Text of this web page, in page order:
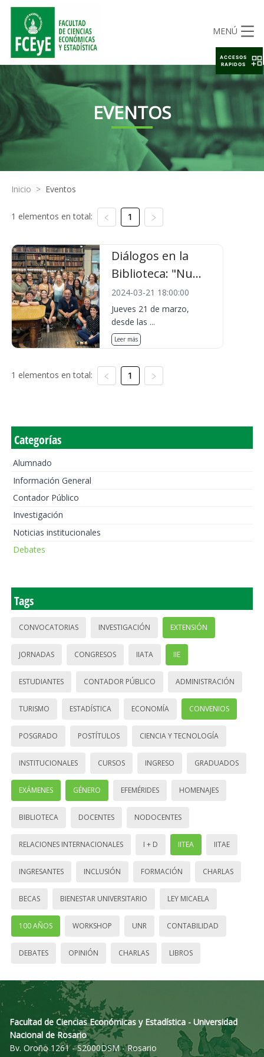
MENÚ
EVENTOS
Inicio > Eventos
1 elementos en total: 1
Diálogos en la
Biblioteca: "Nu...
2024-03-21 18:00:00
Jueves 21 de marzo,
desde las ...
Leer más
1 elementos en total: 1
Categorías
Alumnado
Información General
Contador Público
Investigación
Noticias institucionales
Debates
Tags
CONVOCATORIAS INVESTIGACIÓN EXTENSIÓN
JORNADAS CONGRESOS IIATA IIE
ESTUDIANTES CONTADOR PÚBLICO ADMINISTRACIÓN
TURISMO ESTADÍSTICA ECONOMÍA CONVENIOS
POSGRADO POSTÍTULOS CIENCIA Y TECNOLOGÍA
INSTITUCIONALES CURSOS INGRESO GRADUADOS
EXÁMENES GÉNERO EFEMÉRIDES HOMENAJES
BIBLIOTECA DOCENTES NODOCENTES
RELACIONES INTERNACIONALES I + D IITEA IITAE
INGRESANTES INCLUSIÓN FORMACIÓN CHARLAS
BECAS BIENESTAR UNIVERSITARIO LEY MICAELA
100 AÑOS WORKSHOP UNR CONTABILIDAD
DEBATES OPINIÓN CHARLAS LIBROS
Facultad de Ciencias Económicas y Estadística - Universidad
Nacional de Rosario
Bv. Oroño 1261 - S2000DSM - Rosario
ACCESOS
RAPIDOS